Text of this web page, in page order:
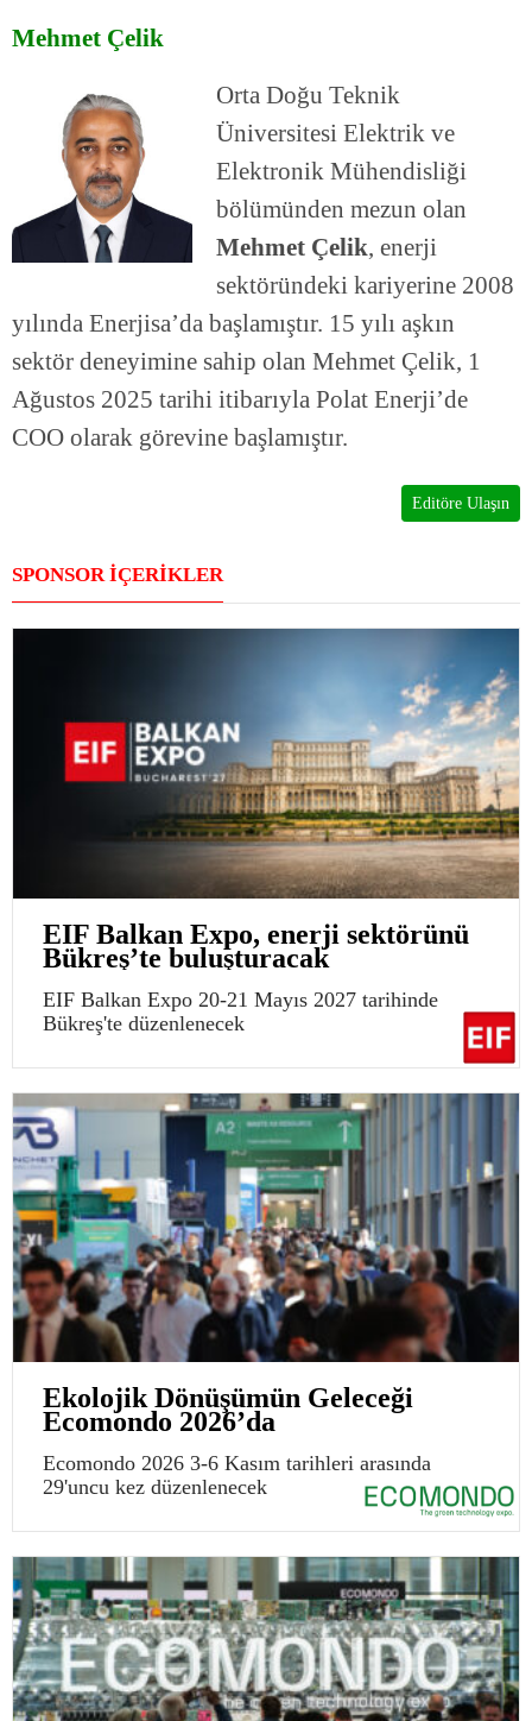
Mehmet Çelik
Orta Doğu Teknik
Üniversitesi Elektrik ve
Elektronik Mühendisliği
bölümünden mezun olan
Mehmet Çelik, enerji
sektöründeki kariyerine 2008
yılında Enerjisa’da başlamıştır. 15 yılı aşkın
sektör deneyimine sahip olan Mehmet Çelik, 1
Ağustos 2025 tarihi itibarıyla Polat Enerji’de
COO olarak görevine başlamıştır.
Editöre Ulaşın
SPONSOR İÇERİKLER
EIF Balkan Expo, enerji sektörünü
Bükreş’te buluşturacak
EIF Balkan Expo 20-21 Mayıs 2027 tarihinde
Bükreş'te düzenlenecek
Ekolojik Dönüşümün Geleceği
Ecomondo 2026’da
Ecomondo 2026 3-6 Kasım tarihleri arasında
29'uncu kez düzenlenecek